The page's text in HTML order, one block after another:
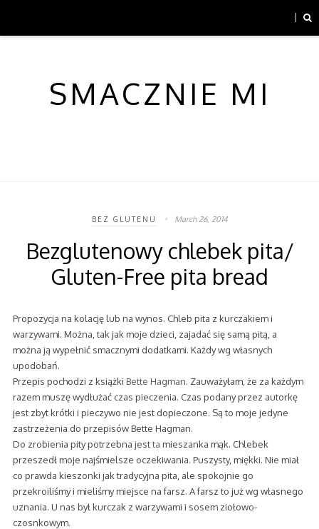
SMACZNIE MI
BEZ GLUTENU March 26, 2014
Bezglutenowy chlebek pita/
Gluten-Free pita bread
Propozycja na kolację lub na wynos. Chleb pita z kurczakiem i
warzywami. Można, tak jak moje dzieci, zajadać się samą pitą, a
można ją wypełnić smacznymi dodatkami. Każdy wg własnych
upodobań.
Przepis pochodzi z książki Bette Hagman. Zauważyłam, że za każdym
razem muszę wydłużać czas pieczenia. Czas podany przez autorkę
jest zbyt krótki i pieczywo nie jest dopieczone. Są to moje jedyne
zastrzeżenia do przepisów Bette Hagman.
Do zrobienia pity potrzebna jestta mieszanka mąk. Chlebek
przeszedł moje najśmielsze oczekiwania. Puszysty, miękki. Nie miał
co prawda kieszonki jak tradycyjna pita, ale spokojnie go
przekroiliśmy i mieliśmy miejsce na farsz. A farsz to już wg własnego
uznania. U nas był kurczak z warzywami i sosem ziołowo-
czosnkowym.